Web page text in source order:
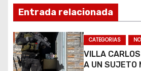
e
e
n
Entrada relacionada
CATEGORIAS
VILLA
A UN SUJETO